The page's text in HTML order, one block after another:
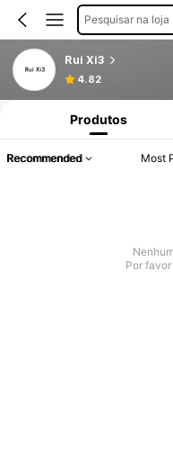
Pesquisar na loja
Rui Xi3
4.82
Produtos
Recommended Most
Por